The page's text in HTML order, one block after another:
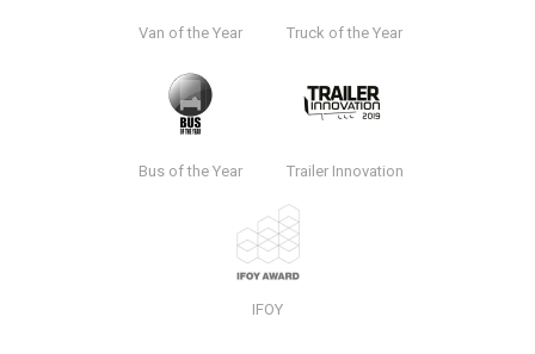
Van of the Year Truck of the Year
Bus of the Year Trailer Innovation
IFOY